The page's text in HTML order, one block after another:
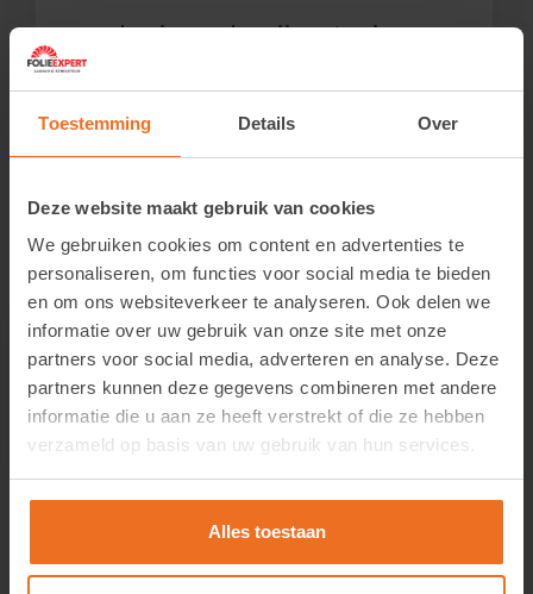
Toestemming Details Over
Deze website maakt gebruik van cookies
We gebruiken cookies om content en advertenties te
personaliseren, om functies voor social media te bieden
en om ons websiteverkeer te analyseren. Ook delen we
informatie over uw gebruik van onze site met onze
partners voor social media, adverteren en analyse. Deze
partners kunnen deze gegevens combineren met andere
informatie die u aan ze heeft verstrekt of die ze hebben
verzameld op basis van uw gebruik van hun services.
Alles toestaan
Login om de prijzen te zien.
Sunny Tucker
Login om de prijzen te zien.
Bekijk product